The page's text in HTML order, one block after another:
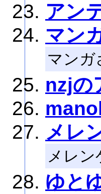
アン
マン
マンガ
nzjの
メレ
メレン
ゆと